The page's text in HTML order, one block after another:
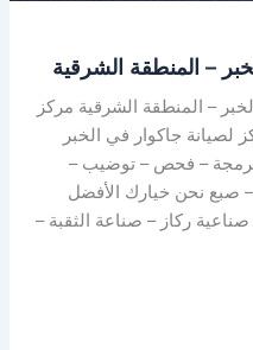
– المنطقة الشرقية
– المنطقة الشرقية مركز
لصيانة جاكوار في الخبر
– برمجة – فحص – توضيب –
صبع نحن خيارك الأفضل
العنوان : صناعية ركاز – صناعة الثقبة –